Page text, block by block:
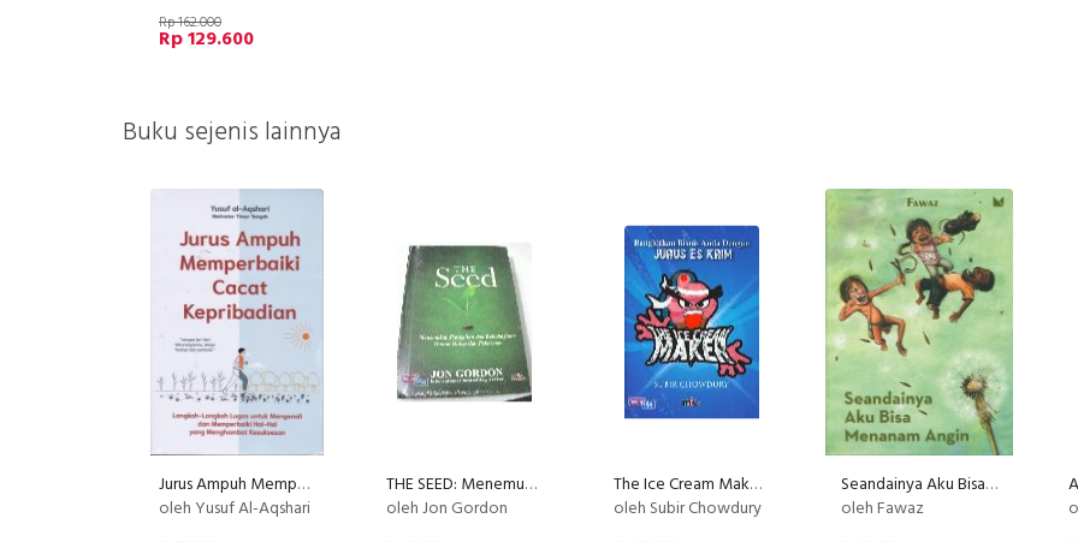
Rp 162.000
Rp 129.600
Buku sejenis lainnya
Jurus Ampuh Memperbaiki Cacat Kepribadian
oleh Yusuf Al-Aqshari
THE SEED: Menemukan Panggilan dan Kebahagiaan Dalam Hidup dan Pekerjaan
oleh Jon Gordon
The Ice Cream Maker - Bangkitkan Bisnis Anda Dengan Jurus Es Krim
oleh Subir Chowdury
Seandainya Aku Bisa Menanam Angin
oleh Fawaz